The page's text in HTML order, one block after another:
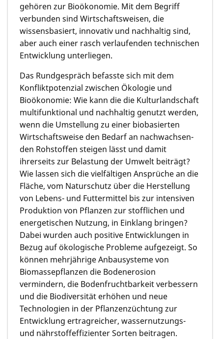
gehören zur Bioökonomie. Mit dem Begriff
verbunden sind Wirtschafts­wei­sen, die
wissensbasiert, innovativ und nachhaltig sind,
aber auch einer rasch verlaufenden technischen
Entwicklung unterliegen.
Das Rundgespräch befasste sich mit dem
Konfliktpotenzial zwischen Ökologie und
Bioökonomie: Wie kann die die Kulturlandschaft
multifunktional und nachhaltig genutzt werden,
wenn die Umstellung zu einer biobasierten
Wirtschafts­weise den Bedarf an nachwachsen­
den Rohstoffen steigen lässt und damit
ihrerseits zur Belastung der Umwelt beiträgt?
Wie lassen sich die vielfältigen Ansprüche an die
Fläche, vom Naturschutz über die Herstellung
von Lebens- und Futtermittel bis zur intensiven
Produktion von Pflanzen zur stofflichen und
energetischen Nutzung, in Einklang bringen?
Dabei wurden auch positive Entwicklungen in
Bezug auf ökologische Probleme aufgezeigt. So
können mehrjährige Anbausysteme von
Biomassepflan­zen die Bodenerosion
vermindern, die Bodenfrucht­bar­keit verbessern
und die Biodiversität erhöhen und neue
Technologien in der Pflanzenzüch­tung zur
Entwicklung ertragreicher, wassernutzungs-
und nährstoff­effizi­enter Sorten beitragen.